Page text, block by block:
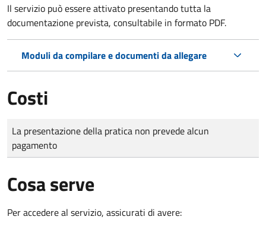
Il servizio può essere attivato presentando tutta la
documentazione prevista, consultabile in formato PDF.
Moduli da compilare e documenti da allegare
Costi
Tipo di pagamento
Importo
La presentazione della pratica non prevede alcun
pagamento
Cosa serve
Per accedere al servizio, assicurati di avere: